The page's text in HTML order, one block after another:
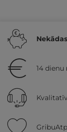
Nekādas
14 dienu